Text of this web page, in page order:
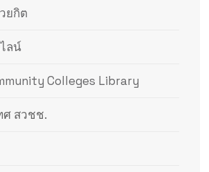
ยกิต
ลน์
Colleges Library
ศ สวชช.